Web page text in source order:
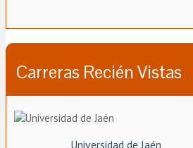
Carreras Recién Vistas
Universidad de Jaén